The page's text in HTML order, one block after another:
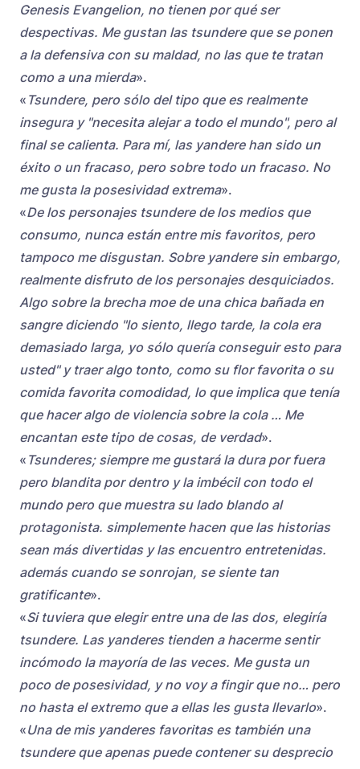
Genesis Evangelion, no tienen por qué ser
despectivas. Me gustan las tsundere que se ponen
a la defensiva con su maldad, no las que te tratan
como a una mierda».
« Tsundere, pero sólo del tipo que es realmente
insegura y "necesita alejar a todo el mundo", pero al
final se calienta. Para mí, las yandere han sido un
éxito o un fracaso, pero sobre todo un fracaso. No
me gusta la posesividad extrema».
«De los personajes tsundere de los medios que
consumo, nunca están entre mis favoritos, pero
tampoco me disgustan. Sobre yandere sin embargo,
realmente disfruto de los personajes desquiciados.
Algo sobre la brecha moe de una chica bañada en
sangre diciendo "lo siento, llego tarde, la cola era
demasiado larga, yo sólo quería conseguir esto para
usted" y traer algo tonto, como su flor favorita o su
comida favorita comodidad, lo que implica que tenía
que hacer algo de violencia sobre la cola … Me
encantan este tipo de cosas, de verdad».
« Tsunderes; siempre me gustará la dura por fuera
pero blandita por dentro y la imbécil con todo el
mundo pero que muestra su lado blando al
protagonista. simplemente hacen que las historias
sean más divertidas y las encuentro entretenidas.
además cuando se sonrojan, se siente tan
gratificante».
«Si tuviera que elegir entre una de las dos, elegiría
tsundere. Las yanderes tienden a hacerme sentir
incómodo la mayoría de las veces. Me gusta un
poco de posesividad, y no voy a fingir que no… pero
no hasta el extremo que a ellas les gusta llevarlo».
«Una de mis yanderes favoritas es también una
tsundere que apenas puede contener su desprecio